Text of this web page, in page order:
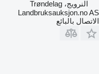
النرويج، Trøndelag
Landbruksauksjon.no AS
الاتصال بالبائع